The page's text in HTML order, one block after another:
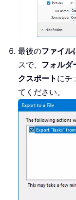
最後のファイル
スで、 フォルダ
クスポート にチ
てください。